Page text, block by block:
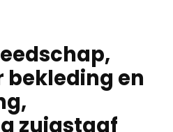
bekleding en
zuigstaaf